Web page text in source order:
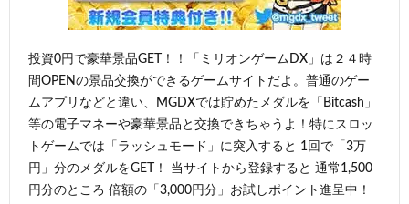
投資0円で豪華景品GET！！「ミリオンゲームDX」は２４時
間OPENの景品交換ができるゲームサイトだよ。普通のゲー
ムアプリなどと違い、MGDXでは貯めたメダルを「Bitcash」
等の電子マネーや豪華景品と交換できちゃうよ！特にスロッ
トゲームでは「ラッシュモード」に突入すると 1回で「3万
円」分のメダルをGET！ 当サイトから登録すると 通常1,500
円分のところ 倍額の「3,000円分」お試しポイント進呈中！